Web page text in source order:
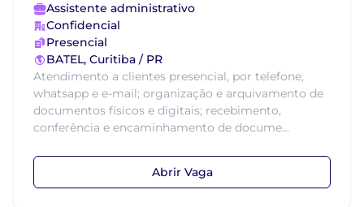
Assistente administrativo
Confidencial
Presencial
BATEL, Curitiba / PR
Atendimento a clientes presencial, por telefone,
whatsapp e e-mail; organização e arquivamento de
documentos físicos e digitais; recebimento,
conferência e encaminhamento de docume...
Abrir Vaga